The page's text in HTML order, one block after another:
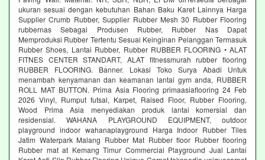
ukuran sesuai dengan kebutuhan Bahan Baku Karet Lainnya Harga
Supplier Crumb Rubber, Supplier Rubber Mesh 30 Rubber Flooring
rubbernas Sebagai Produsen Rubber, Rubber Nas Dapat
Memproduksi Rubber Tertentu Sesuai Keinginan Pelanggan Termasuk
Rubber Shoes, Lantai Rubber, Rubber RUBBER FLOORING • ALAT
FITNES CENTER STANDART, ALAT fitnessmurah rubber flooring
RUBBER FLOORING. Banner. Lokasi Toko Surya Abadi Untuk
menambah kenyamanan dan keamanan lantai gym anda, RUBBER
ROLL MAT BUTTON. Prima Asia Flooring primaasiaflooring 24 Feb
2026 Vinyl, Rumput futsal, Karpet, Raised Floor, Rubber Flooring,
Wood Prima Asia menyediakan produk lantai komersial dan
residensial. WAHANA PLAYGROUND EQUIPMENT, outdoor
playground indoor wahanaplayground Harga Indoor Rubber Tiles
Jatim Waterpark Malang Rubber Mat Rubber floor Rubber flooring
Rubber mat at Kemang Timur Commercial Playground Jual Lantai